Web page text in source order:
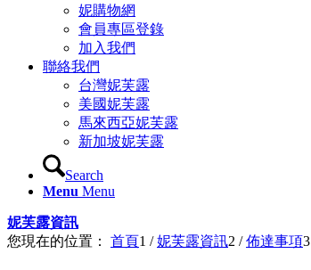
妮購物網
會員專區登錄
加入我們
聯絡我們
台灣妮芙露
美國妮芙露
馬來西亞妮芙露
新加坡妮芙露
Search
Menu Menu
妮芙露資訊
您現在的位置：
首頁1 / 妮芙露資訊2 / 佈達事項3